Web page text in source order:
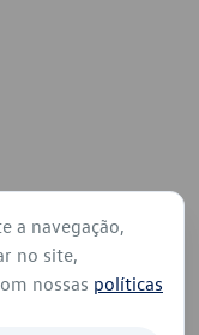
a navegação,
no site,
nossas políticas